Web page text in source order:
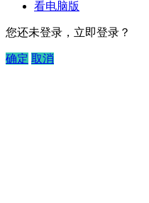
看电脑版
您还未登录，立即登录？
确定 取消